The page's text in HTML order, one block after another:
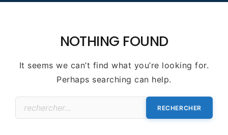
NOTHING FOUND
It seems we can’t find what you’re looking for.
Perhaps searching can help.
Rechercher :